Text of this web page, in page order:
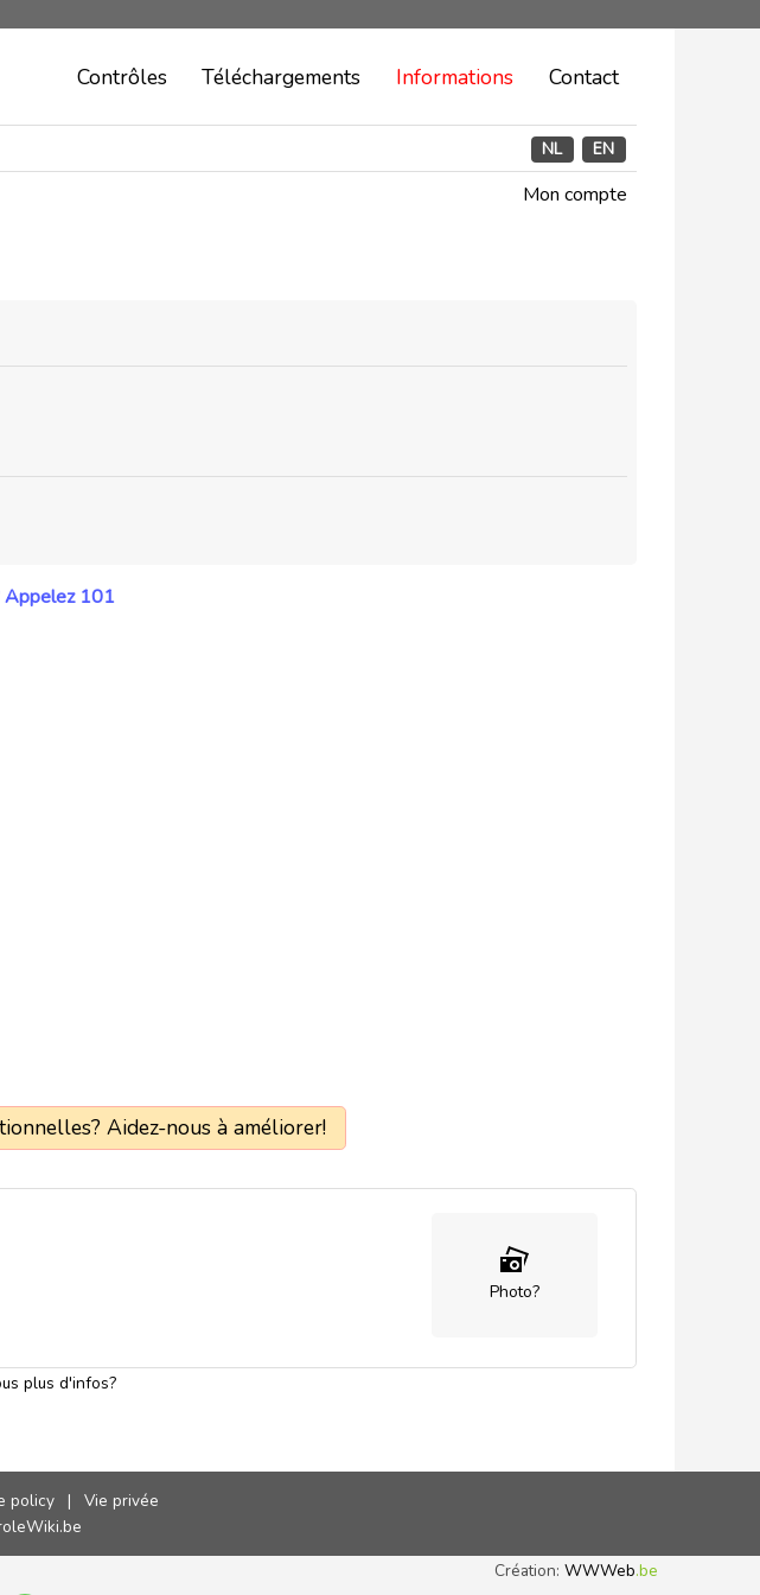
Contrôles Téléchargements Informations Contact
NL EN
Mon compte
Appelez 101
Aidez-nous à améliorer!
Photo?
plus d'infos?
policy |
Vie privée
Création:WWWeb.be